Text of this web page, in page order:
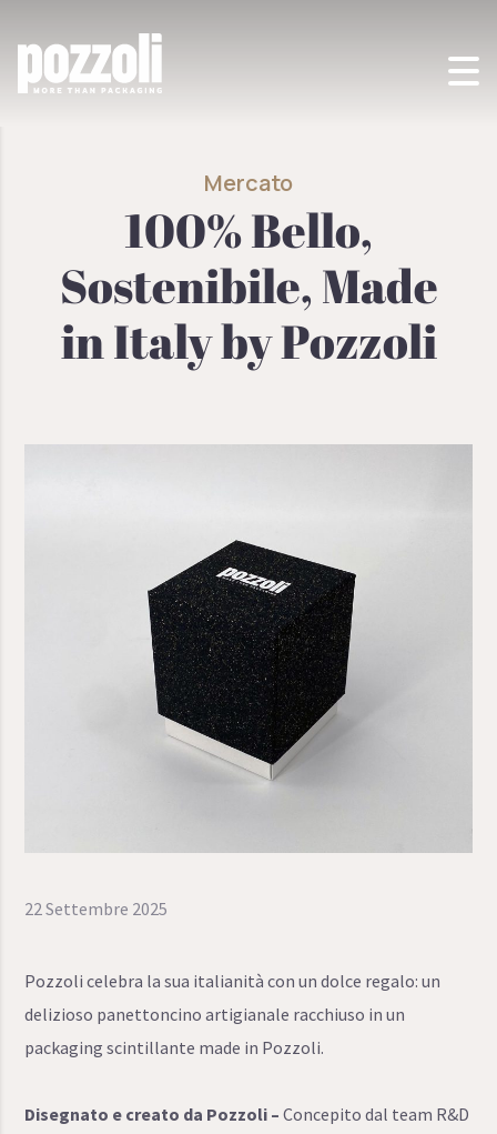
POZZOLI SPA> MERCATO
Mercato
100% Bello,
Sostenibile, Made
in Italy by Pozzoli
22 Settembre 2025
Pozzoli celebra la sua italianità con un dolce regalo: un
delizioso panettoncino artigianale racchiuso in un
packaging scintillante made in Pozzoli.
Disegnato e creato da Pozzoli – Concepito dal team R&D